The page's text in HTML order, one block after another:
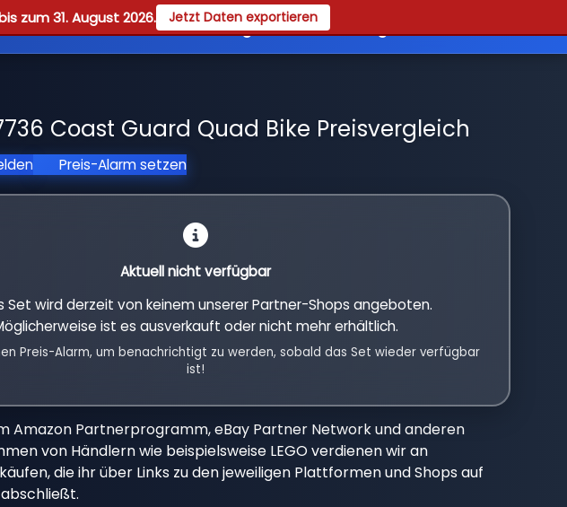
zum 31. August 2026. Jetzt Daten exportieren
Reviews Guides Registrieren
Coast Guard Quad Bike Preisvergleich
Preis-Alarm setzen
Aktuell nicht verfügbar
Set wird derzeit von keinem unserer Partner-Shops angeboten.
ist es ausverkauft oder nicht mehr erhältlich.
Preis-Alarm, um benachrichtigt zu werden, sobald das Set wieder verfügbar
ist!
Amazon Partnerprogramm, eBay Partner Network und anderen
von Händlern wie beispielsweise LEGO verdienen wir an
die ihr über Links zu den jeweiligen Plattformen und Shops auf